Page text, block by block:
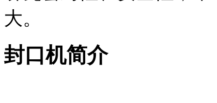
大。
封口机简介